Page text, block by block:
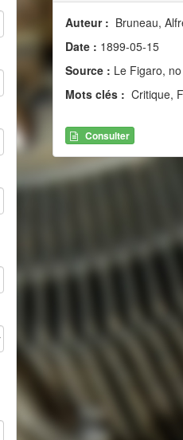
Auteur : Bruneau,
Date : 1899-05-15
Source : Le Figaro,
Mots clés : Critique,
Consulter